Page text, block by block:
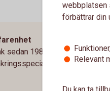
sedan 1989
webbplatsen
förbättrar din
Relevant